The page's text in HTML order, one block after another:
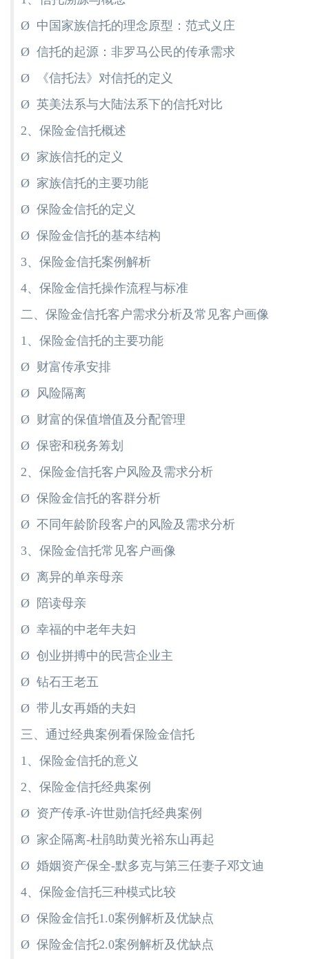
Ø 中国家族信托的理念原型：范式义庄
Ø 信托的起源：非罗马公民的传承需求
Ø 《信托法》对信托的定义
Ø 英美法系与大陆法系下的信托对比
2、保险金信托概述
Ø 家族信托的定义
Ø 家族信托的主要功能
Ø 保险金信托的定义
Ø 保险金信托的基本结构
3、保险金信托案例解析
4、保险金信托操作流程与标准
二、保险金信托客户需求分析及常见客户画像
1、保险金信托的主要功能
Ø 财富传承安排
Ø 风险隔离
Ø 财富的保值增值及分配管理
Ø 保密和税务筹划
2、保险金信托客户风险及需求分析
Ø 保险金信托的客群分析
Ø 不同年龄阶段客户的风险及需求分析
3、保险金信托常见客户画像
Ø 离异的单亲母亲
Ø 陪读母亲
Ø 幸福的中老年夫妇
Ø 创业拼搏中的民营企业主
Ø 钻石王老五
Ø 带儿女再婚的夫妇
三、通过经典案例看保险金信托
1、保险金信托的意义
2、保险金信托经典案例
Ø 资产传承-许世勋信托经典案例
Ø 家企隔离-杜鹃助黄光裕东山再起
Ø 婚姻资产保全-默多克与第三任妻子邓文迪
4、保险金信托三种模式比较
Ø 保险金信托1.0案例解析及优缺点
Ø 保险金信托2.0案例解析及优缺点